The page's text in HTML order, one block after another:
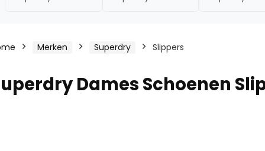
Merken Superdry Slippers
Dames Schoenen